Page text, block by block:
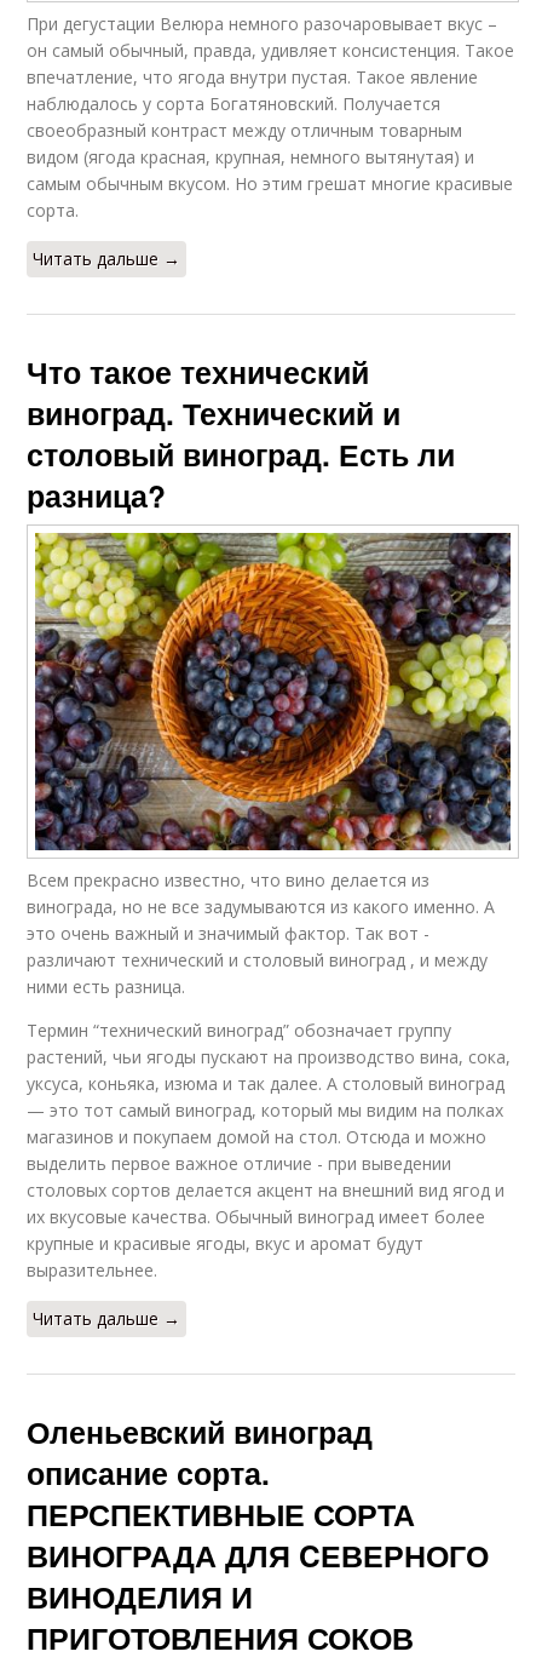
При дегустации Велюра немного разочаровывает вкус –
он самый обычный, правда, удивляет консистенция. Такое
впечатление, что ягода внутри пустая. Такое явление
наблюдалось у сорта Богатяновский. Получается
своеобразный контраст между отличным товарным
видом (ягода красная, крупная, немного вытянутая) и
самым обычным вкусом. Но этим грешат многие красивые
сорта.
Читать дальше →
Что такое технический
виноград. Технический и
столовый виноград. Есть ли
разница?
Всем прекрасно известно, что вино делается из
винограда, но не все задумываются из какого именно. А
это очень важный и значимый фактор. Так вот -
различают технический и столовый виноград , и между
ними есть разница.
Термин “технический виноград” обозначает группу
растений, чьи ягоды пускают на производство вина, сока,
уксуса, коньяка, изюма и так далее. А столовый виноград
— это тот самый виноград, который мы видим на полках
магазинов и покупаем домой на стол. Отсюда и можно
выделить первое важное отличие - при выведении
столовых сортов делается акцент на внешний вид ягод и
их вкусовые качества. Обычный виноград имеет более
крупные и красивые ягоды, вкус и аромат будут
выразительнее.
Читать дальше →
Оленьевский виноград
описание сорта.
ПЕРСПЕКТИВНЫЕ СОРТА
ВИНОГРАДА ДЛЯ CЕВЕРНОГО
ВИНОДЕЛИЯ И
ПРИГОТОВЛЕНИЯ СОКОВ